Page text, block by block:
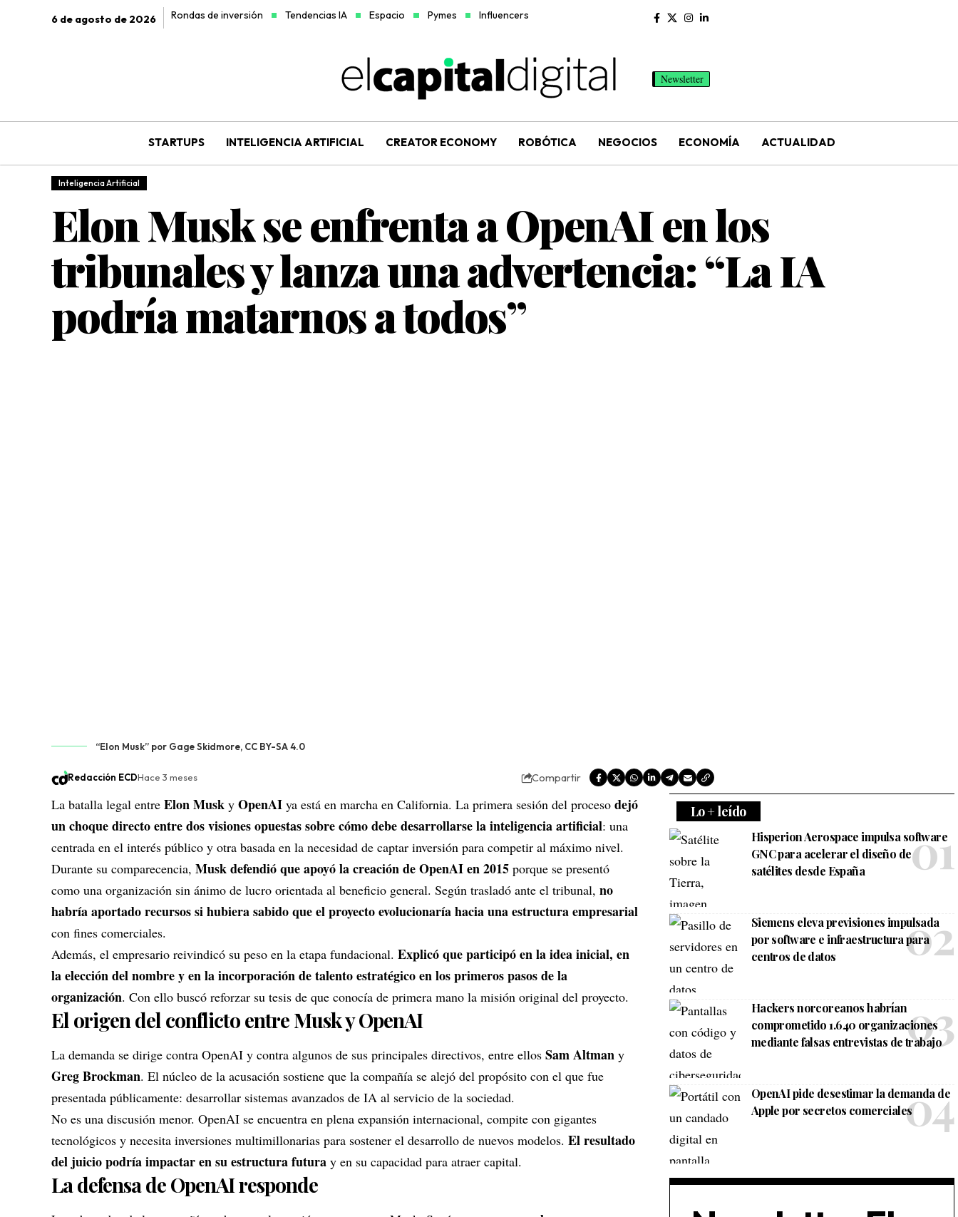
6 de agosto de 2026 Rondas de inversión Tendencias IA Espacio Pymes Influencers
Newsletter
STARTUPS INTELIGENCIA ARTIFICIAL CREATOR ECONOMY ROBÓTICA NEGOCIOS ECONOMÍA ACTUALIDAD
Inteligencia Artificial
Elon Musk se enfrenta a OpenAI en los
tribunales y lanza una advertencia: “La IA
podría matarnos a todos”
“Elon Musk” por Gage Skidmore, CC BY-SA 4.0
Redacción ECDHace 3 meses Compartir
La batalla legal entre Elon Musk y OpenAI ya está en marcha en California. La primera sesión del proceso dejó
un choque directo entre dos visiones opuestas sobre cómo debe desarrollarse la inteligencia artificial: una
centrada en el interés público y otra basada en la necesidad de captar inversión para competir al máximo nivel.
Durante su comparecencia, Musk defendió que apoyó la creación de OpenAI en 2015 porque se presentó
como una organización sin ánimo de lucro orientada al beneficio general. Según trasladó ante el tribunal, no
habría aportado recursos si hubiera sabido que el proyecto evolucionaría hacia una estructura empresarial
con fines comerciales.
Además, el empresario reivindicó su peso en la etapa fundacional. Explicó que participó en la idea inicial, en
la elección del nombre y en la incorporación de talento estratégico en los primeros pasos de la
organización. Con ello buscó reforzar su tesis de que conocía de primera mano la misión original del proyecto.
El origen del conflicto entre Musk y OpenAI
La demanda se dirige contra OpenAI y contra algunos de sus principales directivos, entre ellos Sam Altman y
Greg Brockman. El núcleo de la acusación sostiene que la compañía se alejó del propósito con el que fue
presentada públicamente: desarrollar sistemas avanzados de IA al servicio de la sociedad.
No es una discusión menor. OpenAI se encuentra en plena expansión internacional, compite con gigantes
tecnológicos y necesita inversiones multimillonarias para sostener el desarrollo de nuevos modelos. El resultado
del juicio podría impactar en su estructura futura y en su capacidad para atraer capital.
La defensa de OpenAI responde
Lo + leído
Hisperion Aerospace impulsa software
GNC para acelerar el diseño de
satélites desde España
Siemens eleva previsiones impulsada
por software e infraestructura para
centros de datos
Hackers norcoreanos habrían
comprometido 1.640 organizaciones
mediante falsas entrevistas de trabajo
OpenAI pide desestimar la demanda de
Apple por secretos comerciales